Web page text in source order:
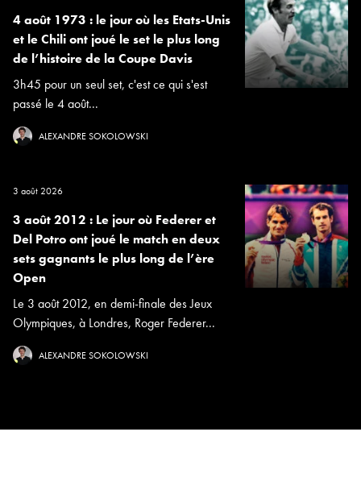
4 août 1973 : le jour où les Etats-Unis
et le Chili ont joué le set le plus long
de l’histoire de la Coupe Davis
3h45 pour un seul set, c'est ce qui s'est
passé le 4 août...
ALEXANDRE SOKOLOWSKI
3 août 2026
3 août 2012 : Le jour où Federer et
Del Potro ont joué le match en deux
sets gagnants le plus long de l’ère
Open
Le 3 août 2012, en demi-finale des Jeux
Olympiques, à Londres, Roger Federer...
ALEXANDRE SOKOLOWSKI